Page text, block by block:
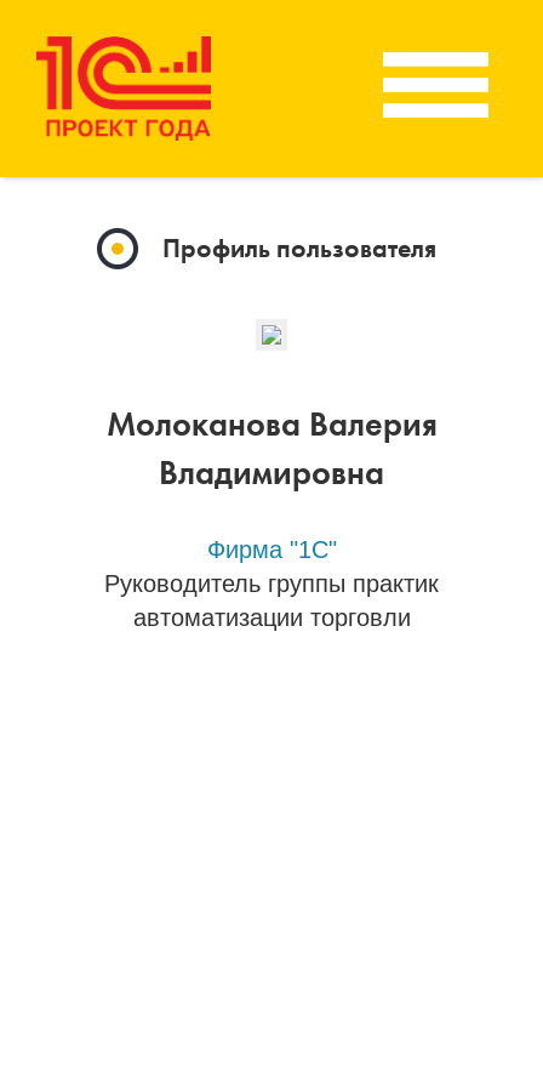
Профиль пользователя
Молоканова Валерия
Владимировна
Фирма "1С"
Руководитель группы практик
автоматизации торговли